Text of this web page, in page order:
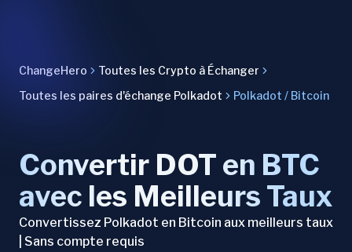
ChangeHero
Toutes les Crypto à Échanger
Toutes les paires d'échange Polkadot
Polkadot / Bitcoin
Convertir DOT en BTC
avec les Meilleurs Taux
Convertissez Polkadot en Bitcoin aux meilleurs taux
| Sans compte requis